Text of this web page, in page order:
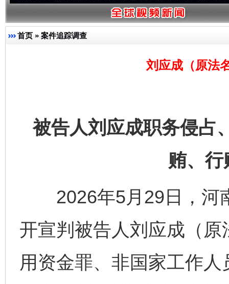
首页 » 案件追踪调查
刘应成（原法
被告人刘应成职务侵占
贿、
2026年5月29日，河
开宣判被告人刘应成（
用资金罪、非国家工作